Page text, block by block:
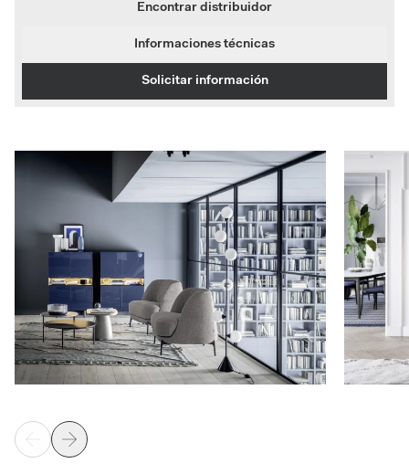
Encontrar distribuidor
Informaciones técnicas
Solicitar información